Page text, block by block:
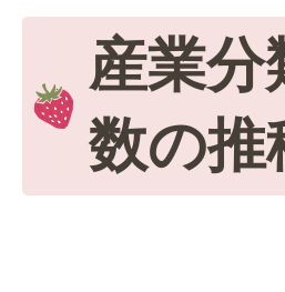
産業分
数の推